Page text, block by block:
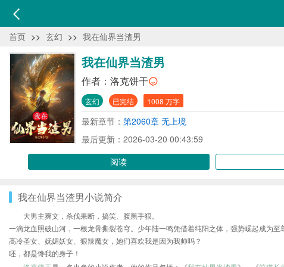
首页 >> 玄幻 >> 我在仙界当渣男
我在仙界当渣男
作者： 洛克饼干
玄幻 已完结 1008 万字
最新章节： 第2060章 无上境
最后更新：2026-03-20 00:43:59
阅读
我在仙界当渣男小说简介
大男主爽文，杀伐果断，搞笑、腹黑手狠。
一滴龙血照破山河，一根龙骨撕裂苍穹。少年陆一鸣凭借着纯阳之体，强势崛起成为至
高冷圣女、妩媚妖女、狠辣魔女，她们喜欢我是因为我帅吗？
呸，都是馋我的身子！